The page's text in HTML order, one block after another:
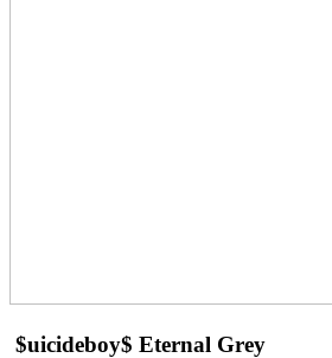
$uicideboy$ Eternal Grey